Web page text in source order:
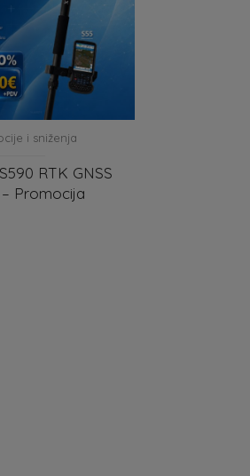
i sniženja
RTK GNSS
Promocija